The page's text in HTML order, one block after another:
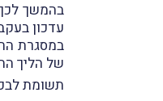
עדכון
במסגרת
של הליך
תשומת לבכם,